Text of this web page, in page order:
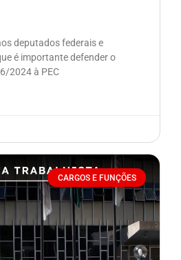
deputados federais e
é importante defender o
2024 à PEC
CARGOS E FUNÇÕES